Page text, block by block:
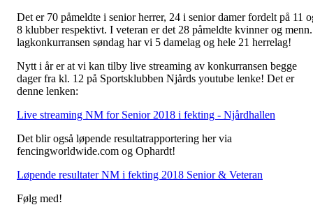
Det er 70 påmeldte i senior herrer, 24 i senior damer fordelt på 11
8 klubber respektivt. I veteran er det 28 påmeldte kvinner og
lagkonkurransen søndag har vi 5 damelag og hele 21 herrelag!
Nytt i år er at vi kan tilby live streaming av konkurransen begge
dager fra kl. 12 på Sportsklubben Njårds youtube lenke! Det er
denne lenken:
Live streaming NM for Senior 2018 i fekting - Njårdhallen
Det blir også løpende resultatrapportering her via
fencingworldwide.com og Ophardt!
Løpende resultater NM i fekting 2018 Senior & Veteran
Følg med!